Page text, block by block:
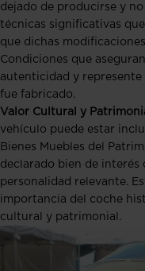
dejado de producirse y
técnicas significativas
que dichas
Condiciones que
autenticidad y represente
fue fabricado​​.
Valor Cultural y
vehículo puede estar
Bienes Muebles del
declarado bien de interés
personalidad relevante.
importancia del coche
cultural y patrimonial​​.